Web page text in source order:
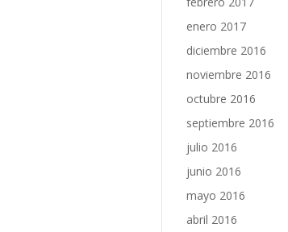
enero 2017
diciembre 2016
noviembre 2016
octubre 2016
septiembre 2016
julio 2016
junio 2016
mayo 2016
abril 2016